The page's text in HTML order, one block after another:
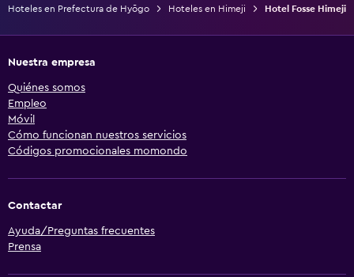
Hoteles en Prefectura de Hyōgo
Hoteles en Himeji Hotel Fosse Himeji
Nuestra empresa
Quiénes somos
Empleo
Móvil
Cómo funcionan nuestros servicios
Códigos promocionales momondo
Contactar
Ayuda/Preguntas frecuentes
Prensa